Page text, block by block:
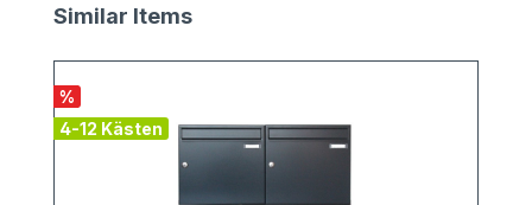
Produktgalerie überspringen
Similar Items
%
4-12 Kästen